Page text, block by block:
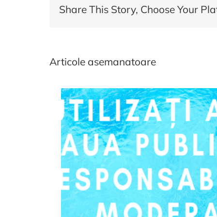
Share This Story, Choose Your
Articole asemanatoare